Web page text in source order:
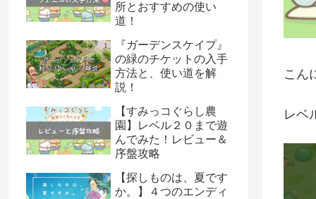
こん
レベ
所とおすすめの使い
道！
『ガーデンスケイプ』
の緑のチケットの入手
方法と、使い道を解
説！
【すみっコぐらし農
園】レベル２０まで遊
んでみた！レビュー＆
序盤攻略
【探しものは、夏です
か。】４つのエンディ